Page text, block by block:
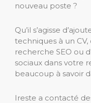
nouveau poste ?
Qu’il s’agisse
techniques à un
recherche SEO ou
sociaux dans votre
beaucoup à savoir
Ireste a contacté